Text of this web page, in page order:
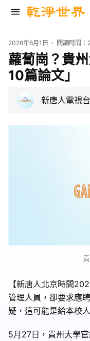
2026年6月1日 閱讀時間：
蘿蔔崗？貴
10篇論文」
新唐人電視
【新唐人北京時間
管理人員，卻要求應
疑，這可能是給本校
5月27日，貴州大學